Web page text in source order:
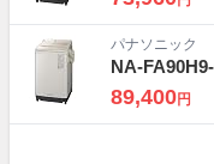
パナソニック
NA-
89,400円